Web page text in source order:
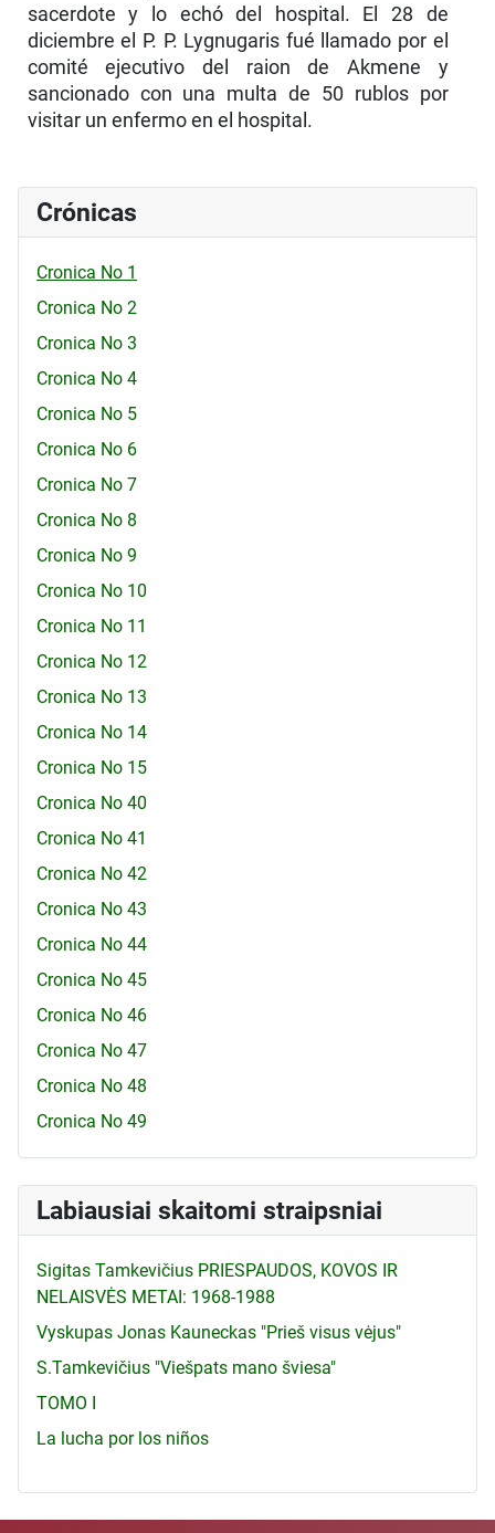
sacerdote y lo echó del hospital. El 28 de
diciembre el P. P. Lygnugaris fué llamado por el
comité ejecutivo del raion de Akmene y
sancionado con una multa de 50 rublos por
visitar un enfermo en el hospital.
Crónicas
Cronica No 1
Cronica No 2
Cronica No 3
Cronica No 4
Cronica No 5
Cronica No 6
Cronica No 7
Cronica No 8
Cronica No 9
Cronica No 10
Cronica No 11
Cronica No 12
Cronica No 13
Cronica No 14
Cronica No 15
Cronica No 40
Cronica No 41
Cronica No 42
Cronica No 43
Cronica No 44
Cronica No 45
Cronica No 46
Cronica No 47
Cronica No 48
Cronica No 49
Labiausiai skaitomi straipsniai
Sigitas Tamkevičius PRIESPAUDOS, KOVOS IR
NELAISVĖS METAI: 1968-1988
Vyskupas Jonas Kauneckas "Prieš visus vėjus"
S.Tamkevičius "Viešpats mano šviesa"
TOMO I
La lucha por los niños